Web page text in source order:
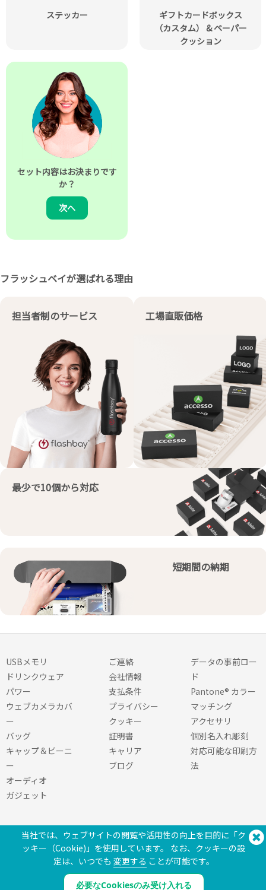
ステッカー
ギフトカードボックス
（カスタム） & ペーパー
クッション
セット内容はお決まりです
か？
次へ
フラッシュベイが選ばれる理由
担当者制のサービス 工場直販価格
最少で10個から対応
短期間の納期
USBメモリ
ドリンクウェア
パワー
ウェブカメラカバ
ー
バッグ
キャップ＆ビーニ
ー
オーディオ
ガジェット
ご連絡
会社情報
支払条件
プライバシー
クッキー
証明書
キャリア
ブログ
データの事前ロー
ド
Pantone® カラー
マッチング
アクセサリ
個別名入れ彫刻
対応可能な印刷方
法
お問い合わせ 電話:
(650) 938-3500 (US)
当社では、ウェブサイトの閲覧や活用性の向上を目的に「ク
ッキー（Cookie)」を使用しています。 なお、クッキーの設
定は、いつでも 変更する ことが可能です。
必要なCookiesのみ受け入れる